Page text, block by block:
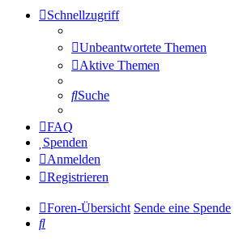
Schnellzugriff
Unbeantwortete Themen
Aktive Themen
Suche
FAQ
Spenden
Anmelden
Registrieren
Foren-Übersicht Sende eine Spende
Suche